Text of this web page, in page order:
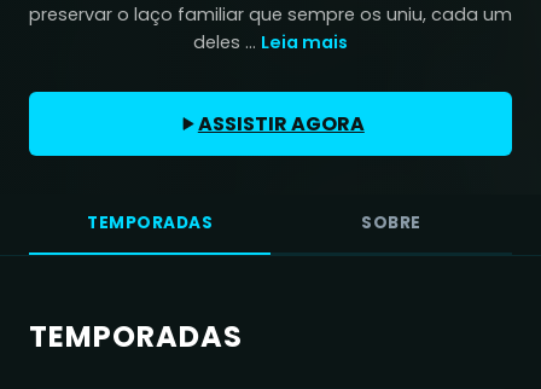
preservar o laço familiar que sempre os uniu, cada um
deles ... Leia mais
ASSISTIR AGORA
TEMPORADAS SOBRE
TEMPORADAS